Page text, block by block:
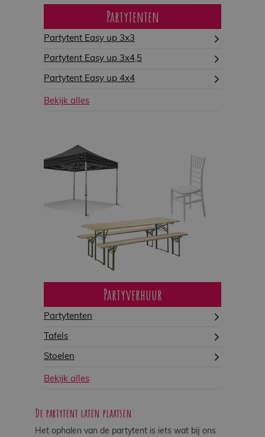
Partytenten
Partytent Easy up 3x3
Partytent Easy up 3x4,5
Partytent Easy up 4x4
Bekijk alles
Partyverhuur
Partytenten
Tafels
Stoelen
Bekijk alles
De partytent laten plaatsen
Het ophalen van de partytent is iets wat bij ons